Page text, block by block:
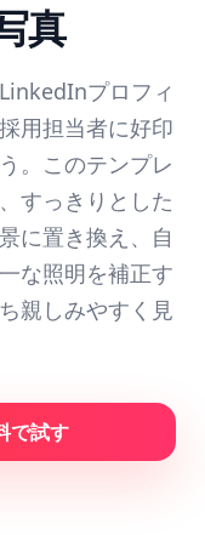
真
プロフィ
用担当者に好印
。このテンプレ
すっきりとした
に置き換え、自
な照明を補正す
親しみやすく見
で試す